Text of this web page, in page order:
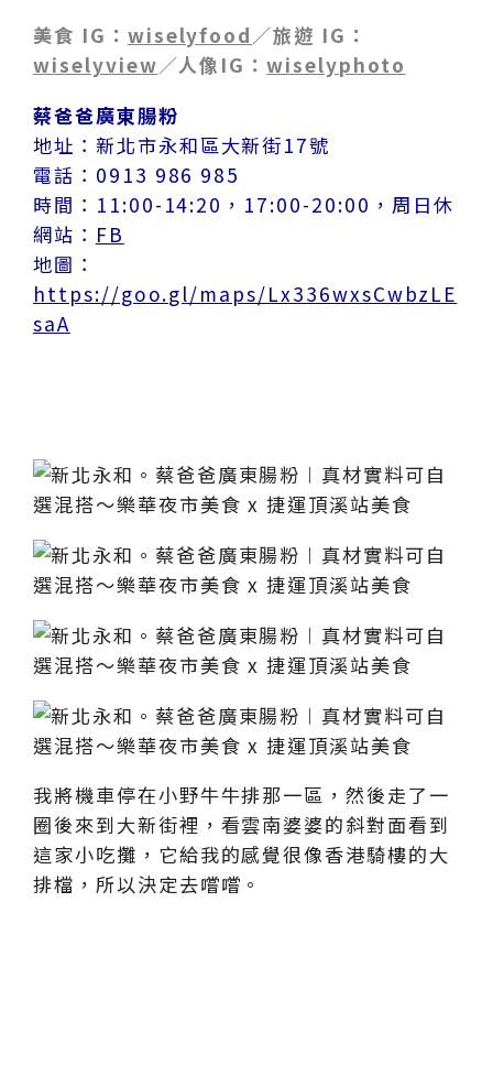
美食 IG： wiselyfood ／旅遊 IG：
wiselyview／人像IG：wiselyphoto
蔡爸爸廣東腸粉
地址：新北市永和區大新街17號
電話：0913 986 985
時間：11:00-14:20，17:00-20:00，周日休
網站： FB
地圖：
https://goo.gl/maps/Lx336wxsCwbzLE
saA
我將機車停在小野牛牛排那一區，然後走了一
圈後來到大新街裡，看雲南婆婆的斜對面看到
這家小吃攤，它給我的感覺很像香港騎樓的大
排檔，所以決定去嚐嚐。